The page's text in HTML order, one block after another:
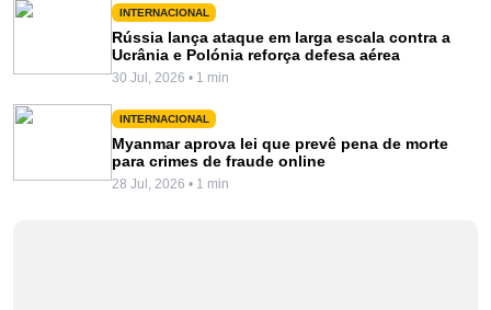
INTERNACIONAL
Rússia lança ataque em larga escala contra a
Ucrânia e Polónia reforça defesa aérea
30 Jul, 2026 • 1 min
INTERNACIONAL
Myanmar aprova lei que prevê pena de morte
para crimes de fraude online
28 Jul, 2026 • 1 min